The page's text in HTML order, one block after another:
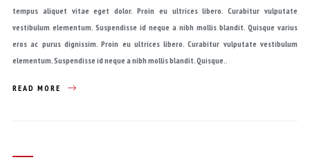
tempus aliquet vitae eget dolor. Proin eu ultrices libero. Curabitur vulputate
vestibulum elementum. Suspendisse id neque a nibh mollis blandit. Quisque varius
eros ac purus dignissim. Proin eu ultrices libero. Curabitur vulputate vestibulum
elementum. Suspendisse id neque a nibh mollis blandit. Quisque..
READ MORE